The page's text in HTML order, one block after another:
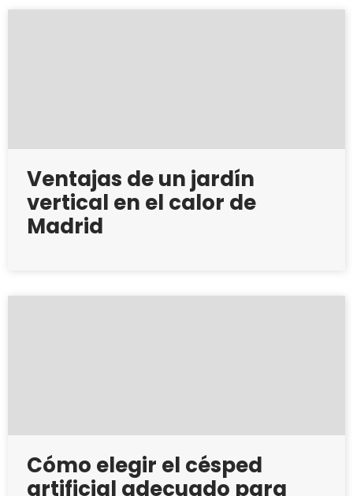
Ventajas de un jardín
vertical en el calor de
Madrid
Cómo elegir el césped
artificial adecuado para